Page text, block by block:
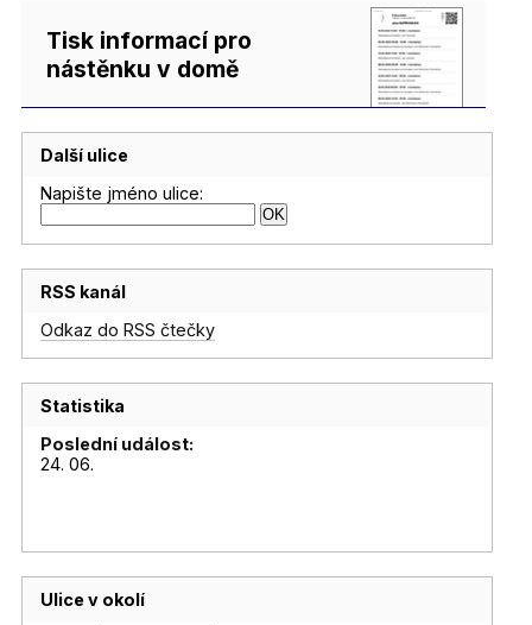
Tisk informací pro
nástěnku v domě
Další ulice
Napište jméno ulice:
RSS kanál
Odkaz do RSS čtečky
Statistika
Poslední událost:
24. 06.
Ulice v okolí